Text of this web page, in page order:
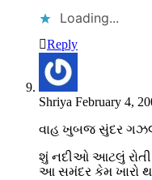
Loading...
Reply
Shriya February 4,
વાહ ખુબજ સુંદર
શું નદીઓ આટલું
આ સમંદર કેમ ખારો